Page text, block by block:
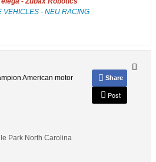
VEHICLES - NEU RACING
American motor
Park North Carolina
Share
Post